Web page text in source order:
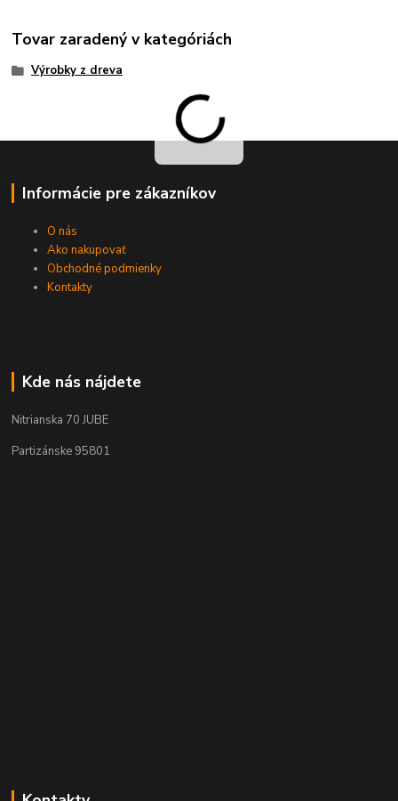
Tovar zaradený v kategóriách
Výrobky z dreva
Informácie pre zákazníkov
O nás
Ako nakupovať
Obchodné podmienky
Kontakty
Kde nás nájdete
Nitrianska 70 JUBE
Partizánske 95801